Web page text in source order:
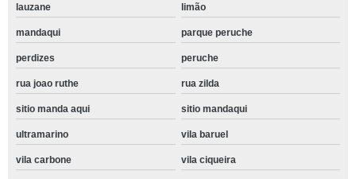
lauzane limão
mandaqui parque peruche
perdizes peruche
rua joao ruthe rua zilda
sitio manda aqui sitio mandaqui
ultramarino vila baruel
vila carbone vila ciqueira